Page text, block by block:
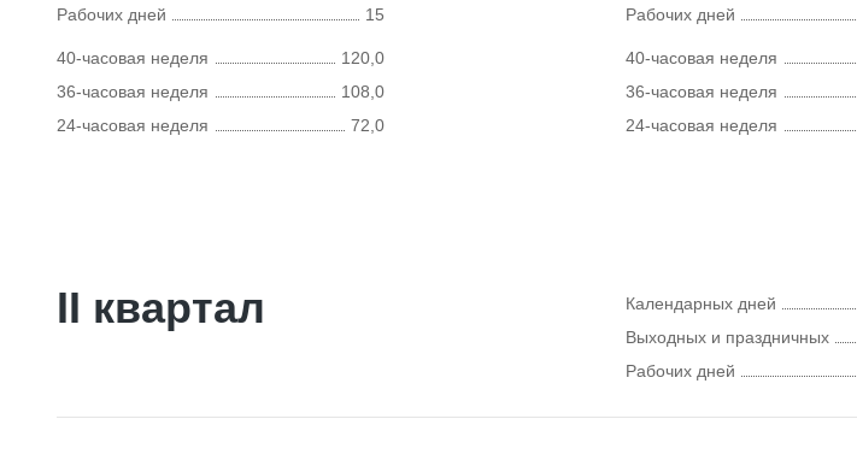
Рабочих дней
15
40-часовая неделя
120,0
36-часовая неделя
108,0
24-часовая неделя
72,0
Рабочих дней
40-часовая неделя
36-часовая неделя
24-часовая неделя
II квартал Календарных дней
Выходных и праздничных
Рабочих дней